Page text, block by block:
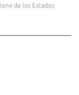
de los Estados